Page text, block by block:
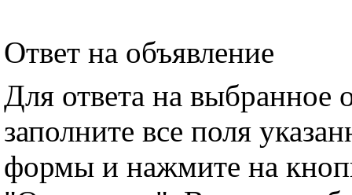
Ответ на объявление
Для ответа на выбранное
заполните все поля
формы и нажмите на